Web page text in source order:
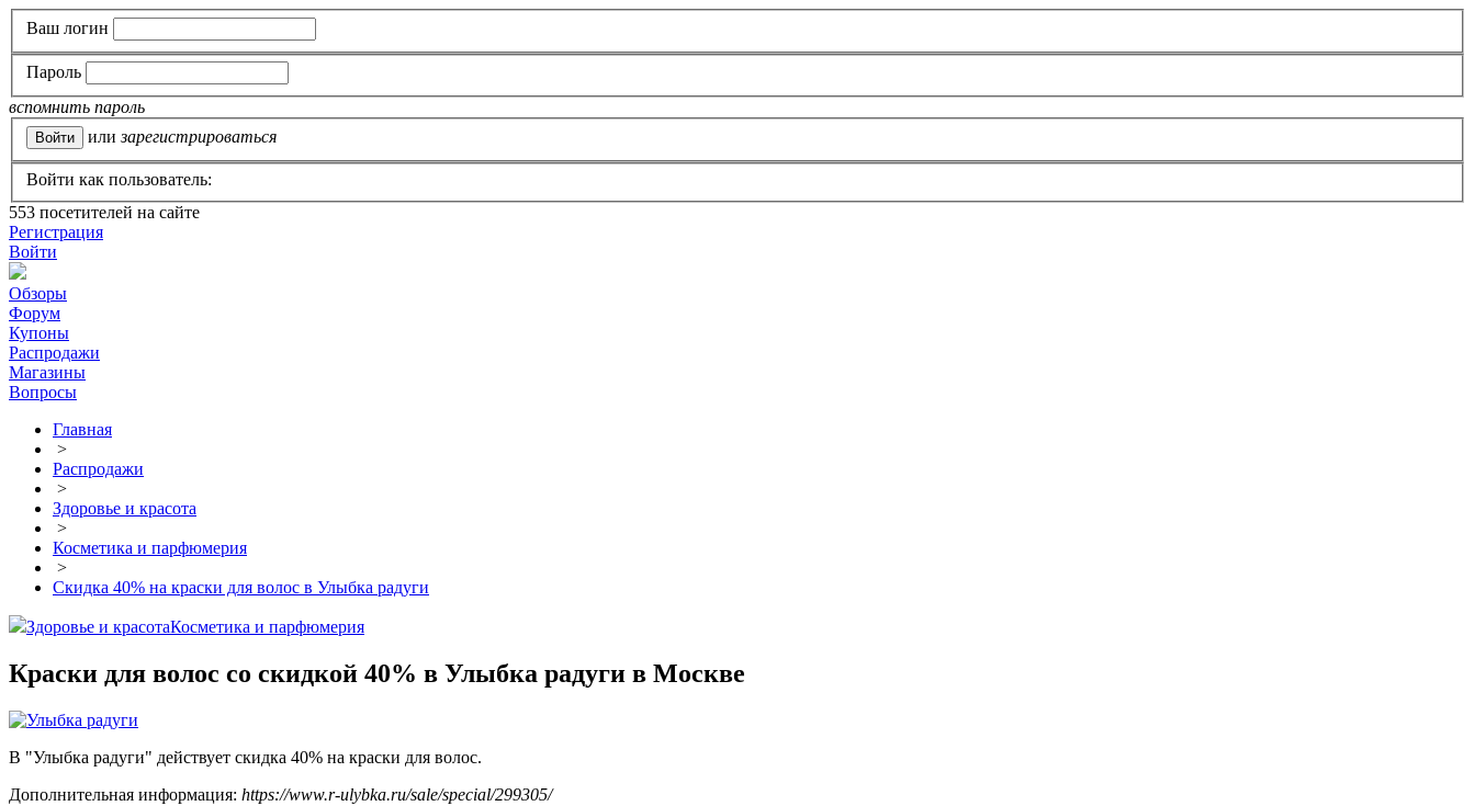
Ваш логин
Пароль
вспомнить пароль
или зарегистрироваться
Войти как пользователь:
553 посетителей на сайте
Регистрация
Войти
Обзоры
Форум
Купоны
Распродажи
Магазины
Вопросы
Главная
>
Распродажи
>
Здоровье и красота
>
Косметика и парфюмерия
>
Скидка 40% на краски для волос в Улыбка радуги
Здоровье и красотаКосметика и парфюмерия
Краски для волос со скидкой 40% в Улыбка радуги в Москве
В "Улыбка радуги" действует скидка 40% на краски для волос.
Дополнительная информация: https://www.r-ulybka.ru/sale/special/299305/